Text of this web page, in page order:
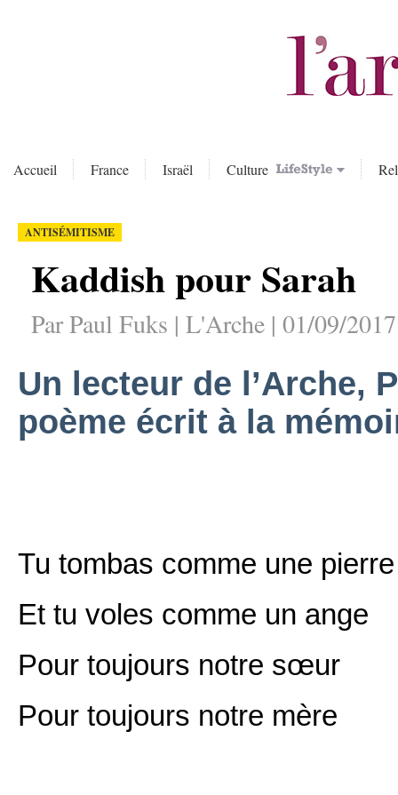
Accueil France Israël Culture
ANTISÉMITISME
Kaddish pour Sarah
Par Paul Fuks | L'Arche | 01/09/
Un lecteur de l’Arche,
poème écrit à la
Tu tombas comme une pierre
Et tu voles comme un ange
Pour toujours notre sœur
Pour toujours notre mère